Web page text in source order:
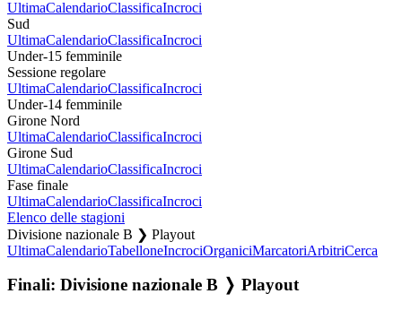
UltimaCalendarioClassificaIncroci
Sud
UltimaCalendarioClassificaIncroci
Under-15 femminile
Sessione regolare
UltimaCalendarioClassificaIncroci
Under-14 femminile
Girone Nord
UltimaCalendarioClassificaIncroci
Girone Sud
UltimaCalendarioClassificaIncroci
Fase finale
UltimaCalendarioClassificaIncroci
Elenco delle stagioni
Divisione nazionale B ❯ Playout
UltimaCalendarioTabelloneIncrociOrganiciMarcatoriArbitriCerca
Finali: Divisione nazionale B ❭ Playout